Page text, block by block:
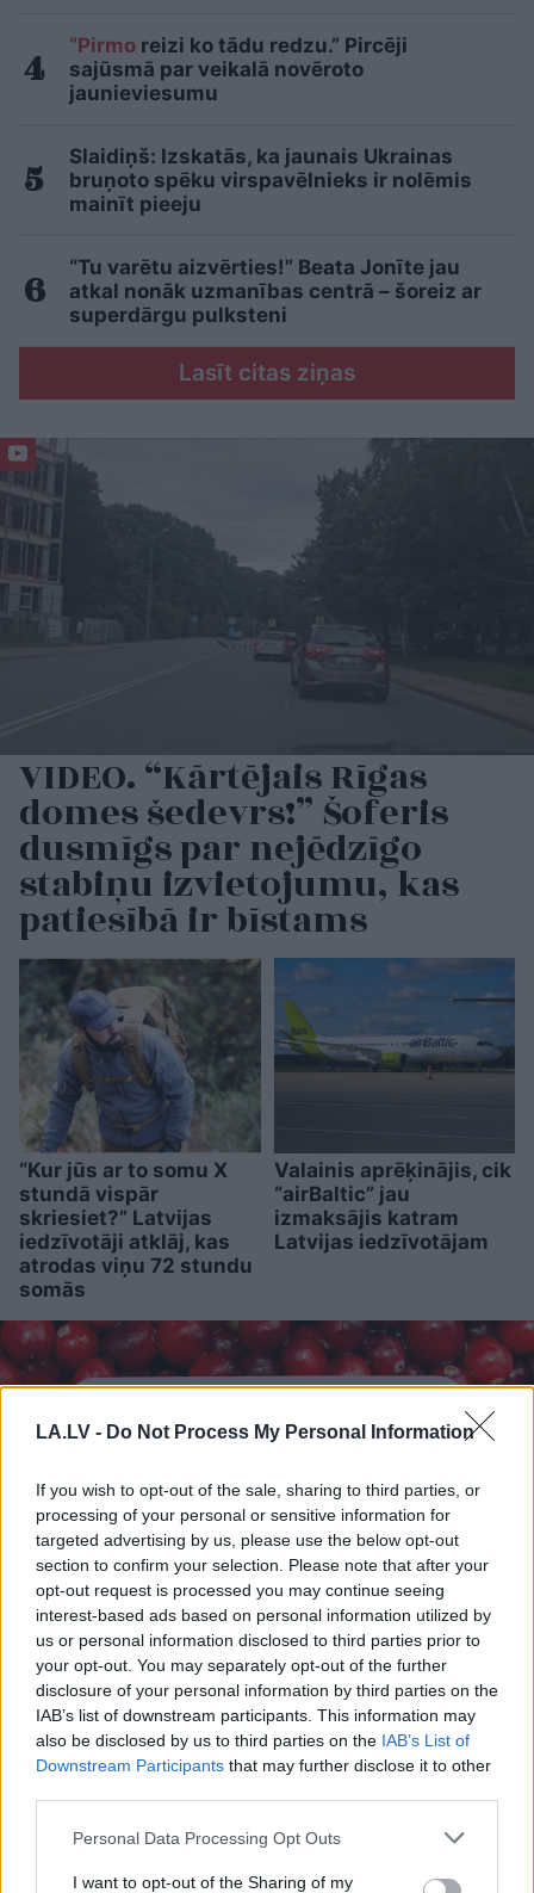
LA.LV - Do Not Process My Personal Information
If you wish to opt-out of the sale, sharing to third parties, or
processing of your personal or sensitive information for
targeted advertising by us, please use the below opt-out
section to confirm your selection. Please note that after your
opt-out request is processed you may continue seeing
interest-based ads based on personal information utilized by
us or personal information disclosed to third parties prior to
your opt-out. You may separately opt-out of the further
disclosure of your personal information by third parties on the
IAB’s list of downstream participants. This information may
also be disclosed by us to third parties on the IAB’s List of
Downstream Participants that may further disclose it to other
Please note that this website/app uses one or more Google
not limited to your visit or usage behaviour. You may click to
Personal Data Processing Opt Outs
I want to opt-out of the Sharing of my
“Pirmo reizi ko tādu redzu.” Pircēji
sajūsmā par veikalā novēroto
jaunieviesumu
Slaidiņš: Izskatās, ka jaunais Ukrainas
bruņoto spēku virspavēlnieks ir nolēmis
mainīt pieeju
“Tu varētu aizvērties!” Beata Jonīte jau
atkal nonāk uzmanības centrā – šoreiz ar
superdārgu pulksteni
Lasīt citas ziņas
VIDEO. “Kārtējais Rīgas
domes šedevrs!” Šoferis
dusmīgs par nejēdzīgo
stabiņu izvietojumu, kas
patiesībā ir bīstams
“Kur jūs ar to somu X
stundā vispār
skriesiet?” Latvijas
iedzīvotāji atklāj, kas
atrodas viņu 72 stundu
somās
Valainis aprēķinājis, cik
“airBaltic” jau
izmaksājis katram
Latvijas iedzīvotājam
TESTS.Cik daudz zini par
Latvijas dabu? Atpazīsti
kokus, augus un putnus
attēlos!